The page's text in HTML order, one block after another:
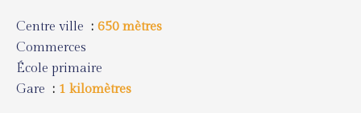
Centre ville
650 mètres
Commerces
École primaire
Gare
1 kilomètres